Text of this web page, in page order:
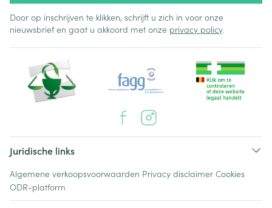
Door op inschrijven te klikken, schrijft u zich in voor onze
nieuwsbrief en gaat u akkoord met onze privacy policy.
Juridische links
Algemene verkoopsvoorwaarden Privacy disclaimer Cookies
ODR-platform